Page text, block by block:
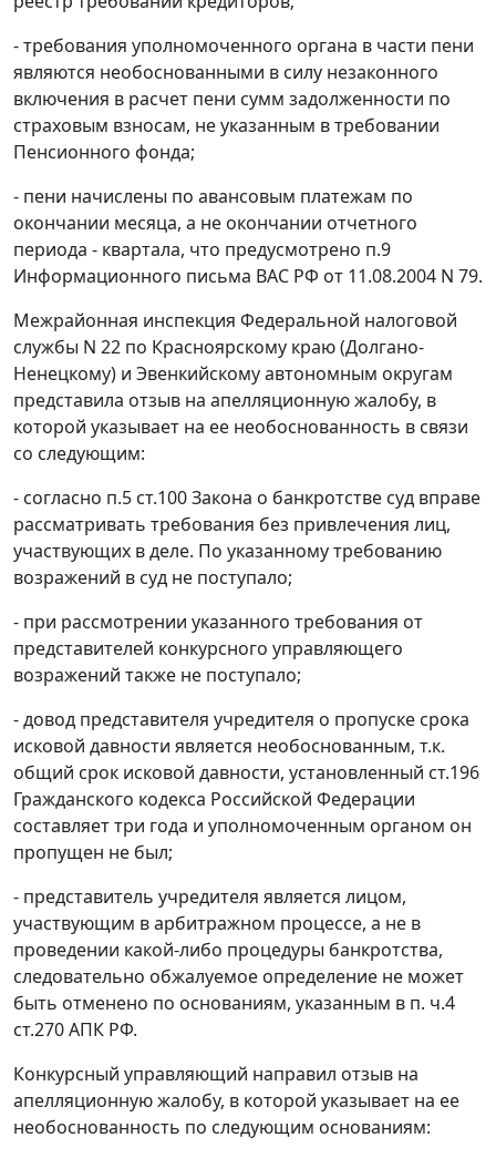
- требования уполномоченного органа в части пени
являются необоснованными в силу незаконного
включения в расчет пени сумм задолженности по
страховым взносам, не указанным в требовании
Пенсионного фонда;
- пени начислены по авансовым платежам по
окончании месяца, а не окончании отчетного
периода - квартала, что предусмотрено п.9
Информационного письма ВАС РФ от 11.08.2004 N 79.
Межрайонная инспекция Федеральной налоговой
службы N 22 по Красноярскому краю (Долгано-
Ненецкому) и Эвенкийскому автономным округам
представила отзыв на апелляционную жалобу, в
которой указывает на ее необоснованность в связи
со следующим:
- согласно п.5 ст.100Закона о банкротстве суд вправе
рассматривать требования без привлечения лиц,
участвующих в деле. По указанному требованию
возражений в суд не поступало;
- при рассмотрении указанного требования от
представителей конкурсного управляющего
возражений также не поступало;
- довод представителя учредителя о пропуске срока
исковой давности является необоснованным, т.к.
общий срок исковой давности, установленный ст.196
Гражданского кодекса Российской Федерации
составляет три года и уполномоченным органом он
пропущен не был;
- представитель учредителя является лицом,
участвующим в арбитражном процессе, а не в
проведении какой-либо процедуры банкротства,
следовательно обжалуемое определение не может
быть отменено по основаниям, указанным в п. ч.4
ст.270АПК РФ.
Конкурсный управляющий направил отзыв на
апелляционную жалобу, в которой указывает на ее
необоснованность по следующим основаниям: